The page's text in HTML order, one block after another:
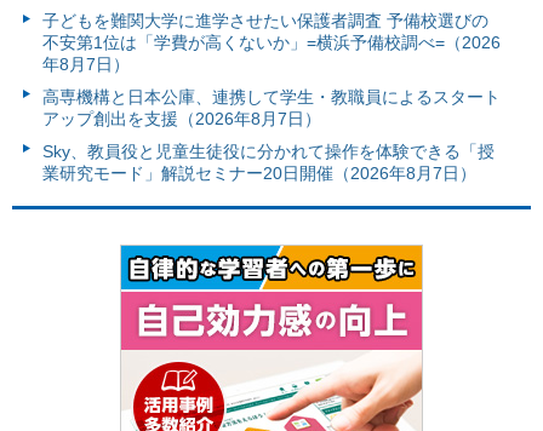
子どもを難関大学に進学させたい保護者調査 予備校選びの
不安第1位は「学費が高くないか」=横浜予備校調べ=（2026
年8月7日）
高専機構と日本公庫、連携して学生・教職員によるスタート
アップ創出を支援（2026年8月7日）
Sky、教員役と児童生徒役に分かれて操作を体験できる「授
業研究モード」解説セミナー20日開催（2026年8月7日）